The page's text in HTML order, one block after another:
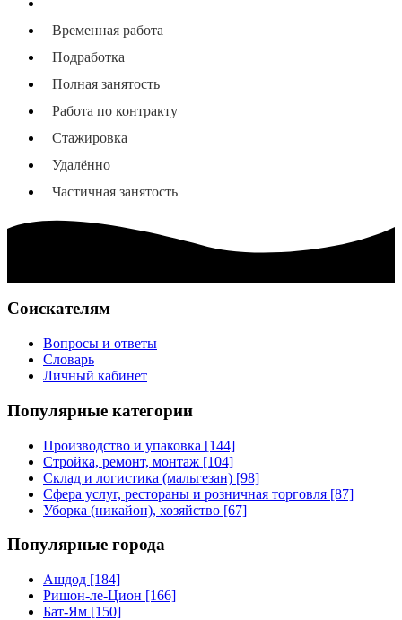
Временная работа
Подработка
Полная занятость
Работа по контракту
Стажировка
Удалённо
Частичная занятость
Соискателям
Вопросы и ответы
Словарь
Личный кабинет
Популярные категории
Производство и упаковка [144]
Стройка, ремонт, монтаж [104]
Склад и логистика (мальгезан) [98]
Сфера услуг, рестораны и розничная торговля [87]
Уборка (никайон), хозяйство [67]
Популярные города
Ашдод [184]
Ришон-ле-Цион [166]
Бат-Ям [150]